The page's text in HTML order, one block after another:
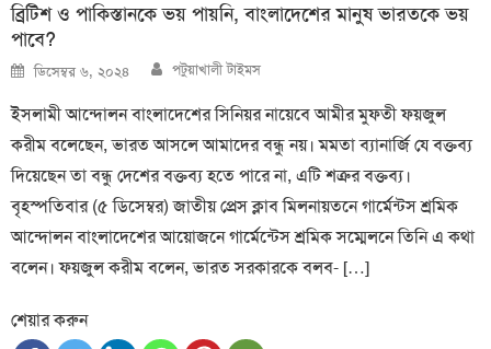
ব্রিটিশ ও পাকিস্তানকে ভয় পায়নি, বাংলাদেশের মানুষ ভারতকে ভয়
পাবে?
Posted
on
ডিসেম্বর ৬, ২০২৪ Author
পটুয়াখালী টাইমস
ইসলামী আন্দোলন বাংলাদেশের সিনিয়র নায়েবে আমীর মুফতী ফয়জুল
করীম বলেছেন, ভারত আসলে আমাদের বন্ধু নয়। মমতা ব্যানার্জি যে বক্তব্য
দিয়েছেন তা বন্ধু দেশের বক্তব্য হতে পারে না, এটি শত্রুর বক্তব্য।
বৃহস্পতিবার (৫ ডিসেম্বর) জাতীয় প্রেস ক্লাব মিলনায়তনে গার্মেন্টস শ্রমিক
আন্দোলন বাংলাদেশের আয়োজনে গার্মেন্টেস শ্রমিক সম্মেলনে তিনি এ কথা
বলেন। ফয়জুল করীম বলেন, ভারত সরকারকে বলব- […]
শেয়ার করুন